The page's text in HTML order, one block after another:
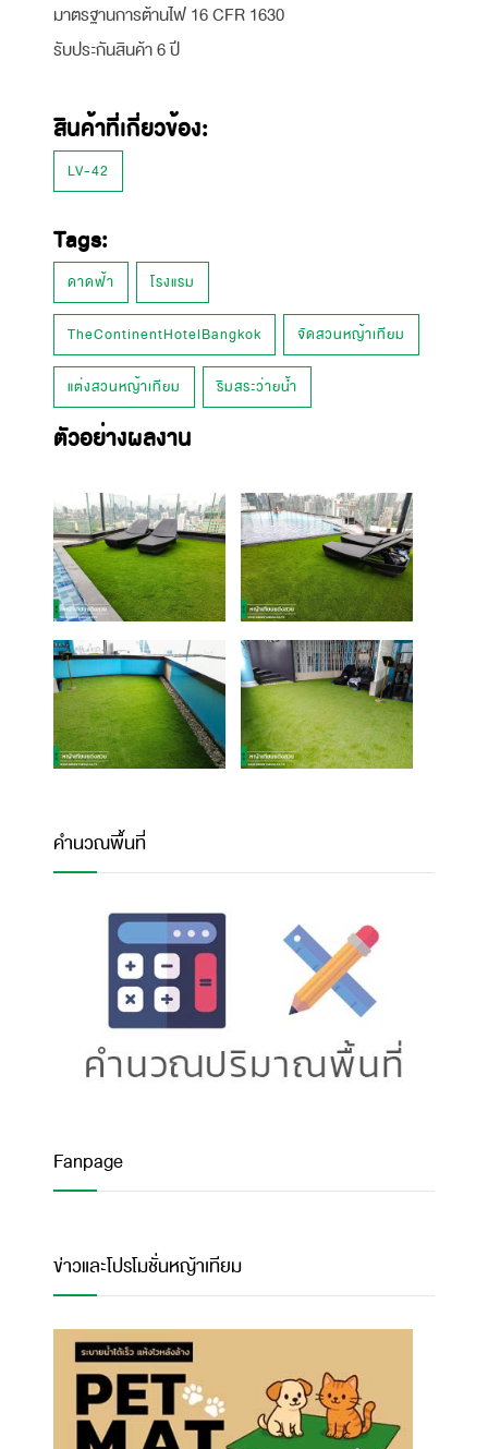
มาตรฐานการต้านไฟ 16 CFR 1630
รับประกันสินค้า 6 ปี
สินค้าที่เกี่ยวข้อง:
LV-42
Tags:
ดาดฟ้า โรงแรม
TheContinentHotelBangkok จัดสวนหญ้าเทียม
แต่งสวนหญ้าเทียม ริมสระว่ายน้ำ
ตัวอย่างผลงาน
คำนวณพื้นที่
Fanpage
ข่าวและโปรโมชั่นหญ้าเทียม